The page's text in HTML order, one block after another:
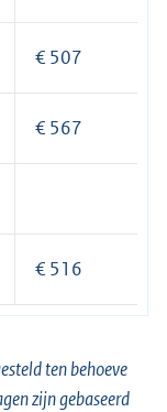
€ 507
€ 567
€ 516
ten behoeve
zijn gebaseerd